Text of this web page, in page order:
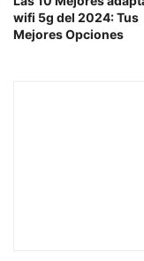
wifi 5g del 2024: Tus
Mejores Opciones